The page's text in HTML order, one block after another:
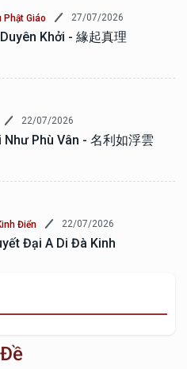
Phật Giáo 27/07/2026
Khởi - 緣起真理
22/07/2026
Như Phù Vân - 名利如浮雲
Điển 22/07/2026
Đại A Di Đà Kinh